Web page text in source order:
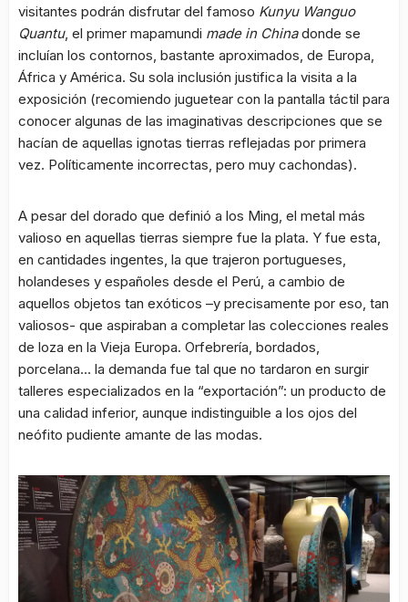
visitantes podrán disfrutar del famoso Kunyu Wanguo
Quantu, el primer mapamundi made in Chinadonde se
incluían los contornos, bastante aproximados, de Europa,
África y América. Su sola inclusión justifica la visita a la
exposición (recomiendo juguetear con la pantalla táctil para
conocer algunas de las imaginativas descripciones que se
hacían de aquellas ignotas tierras reflejadas por primera
vez. Políticamente incorrectas, pero muy cachondas).
A pesar del dorado que definió a los Ming, el metal más
valioso en aquellas tierras siempre fue la plata. Y fue esta,
en cantidades ingentes, la que trajeron portugueses,
holandeses y españoles desde el Perú, a cambio de
aquellos objetos tan exóticos –y precisamente por eso, tan
valiosos- que aspiraban a completar las colecciones reales
de loza en la Vieja Europa. Orfebrería, bordados,
porcelana… la demanda fue tal que no tardaron en surgir
talleres especializados en la “exportación”: un producto de
una calidad inferior, aunque indistinguible a los ojos del
neófito pudiente amante de las modas.